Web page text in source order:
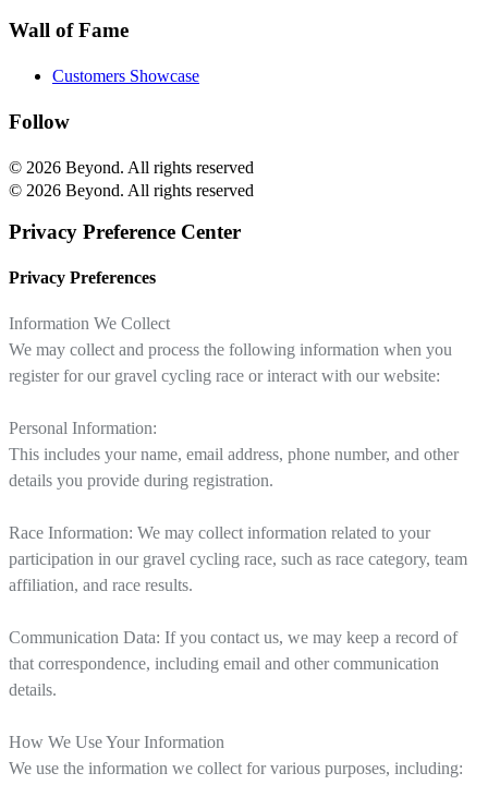
Wall of Fame
Customers Showcase
Follow
© 2026 Beyond. All rights reserved
© 2026 Beyond. All rights reserved
Privacy Preference Center
Privacy Preferences
Information We Collect
We may collect and process the following information when you
register for our gravel cycling race or interact with our website:
Personal Information:
This includes your name, email address, phone number, and other
details you provide during registration.
Race Information: We may collect information related to your
participation in our gravel cycling race, such as race category, team
affiliation, and race results.
Communication Data: If you contact us, we may keep a record of
that correspondence, including email and other communication
details.
How We Use Your Information
We use the information we collect for various purposes, including: